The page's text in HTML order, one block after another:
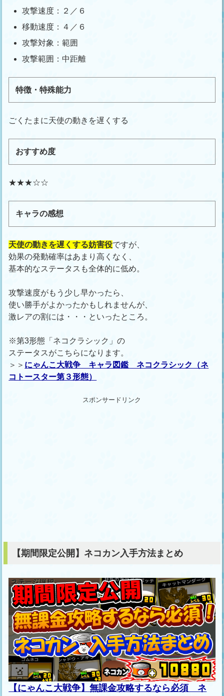
攻撃速度：２／６
移動速度：４／６
攻撃対象：範囲
攻撃範囲：中距離
特徴・特殊能力
ごくたまに天使の動きを遅くする
おすすめ度
★★★☆☆
キャラの感想
天使の動きを遅くする妨害役ですが、
効果の発動確率はあまり高くなく、
基本的なステータスも全体的に低め。
攻撃速度がもう少し早かったら、
使い勝手がよかったかもしれませんが、
激レアの割には・・・といったところ。
※第3形態「ネコクラシック」の
ステータスがこちらになります。
＞＞ にゃんこ大戦争 キャラ図鑑 ネコクラシック（ネ
コトースター第３形態）
スポンサードリンク
【期間限定公開】ネコカン入手方法まとめ
【にゃんこ大戦争】無課金攻略するなら必須 ネ